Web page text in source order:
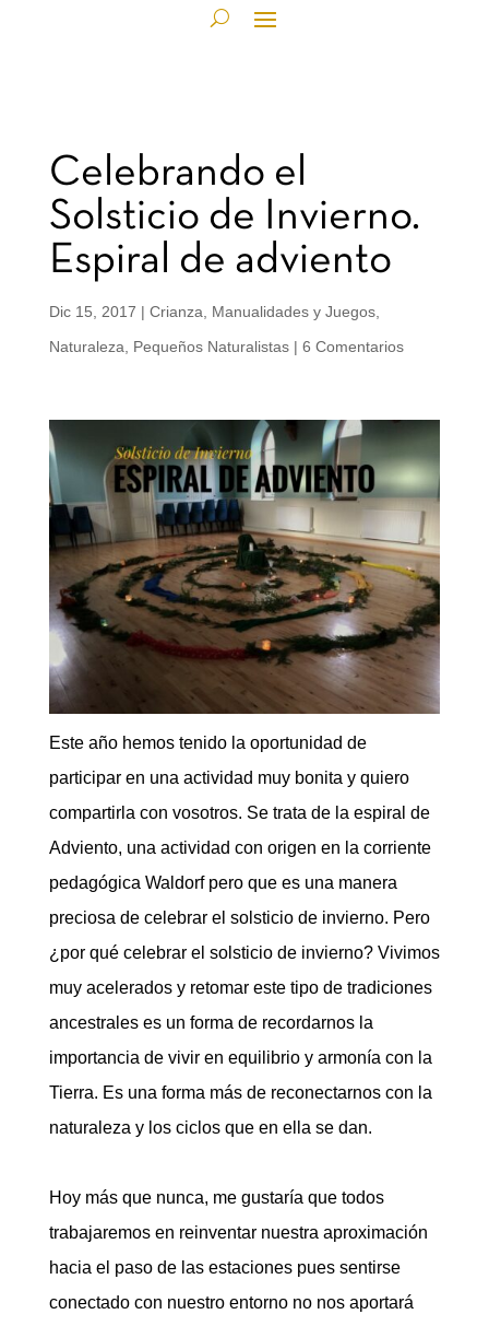
Celebrando el
Solsticio de Invierno.
Espiral de adviento
Dic 15, 2017 | Crianza Manualidades y Juegos,
Naturaleza
Pequeños Naturalistas| 6 Comentarios
Este año hemos tenido la oportunidad de
participar en una actividad muy bonita y quiero
compartirla con vosotros. Se trata de la espiral de
Adviento, una actividad con origen en la corriente
pedagógica Waldorf pero que es una manera
preciosa de celebrar el solsticio de invierno. Pero
¿por qué celebrar el solsticio de invierno? Vivimos
muy acelerados y retomar este tipo de tradiciones
ancestrales es un forma de recordarnos la
importancia de vivir en equilibrio y armonía con la
Tierra. Es una forma más de reconectarnos con la
naturaleza y los ciclos que en ella se dan.
Hoy más que nunca, me gustaría que todos
trabajaremos en reinventar nuestra aproximación
hacia el paso de las estaciones pues sentirse
conectado con nuestro entorno no nos aportará